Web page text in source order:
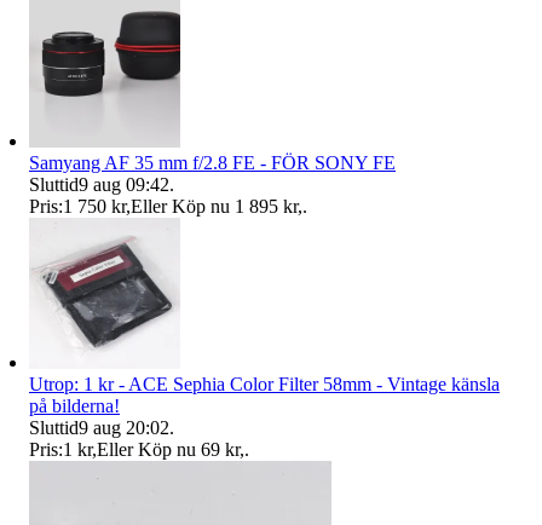
Samyang AF 35 mm f/2.8 FE - FÖR SONY FE
Sluttid9 aug 09:42.
Pris:1 750 kr,Eller Köp nu 1 895 kr,.
Utrop: 1 kr - ACE Sephia Color Filter 58mm - Vintage känsla
på bilderna!
Sluttid9 aug 20:02.
Pris:1 kr,Eller Köp nu 69 kr,.